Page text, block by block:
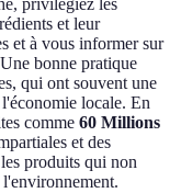
privilégiez les
et leur
et à vous informer sur
bonne pratique
qui ont souvent une
locale. En
comme 60 Millions
et des
produits qui non
l'environnement.